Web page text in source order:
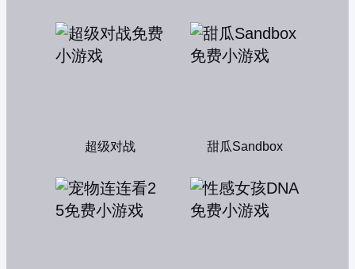
超级对战 甜瓜Sandbox